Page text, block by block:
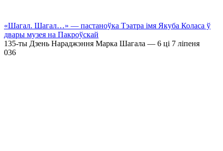
«Шагал. Шагал…» — пастаноўка Тэатра імя Якуба Коласа ў
двары музея на Пакроўскай
135-ты Дзень Нараджэння Марка Шагала — 6 ці 7 ліпеня
036